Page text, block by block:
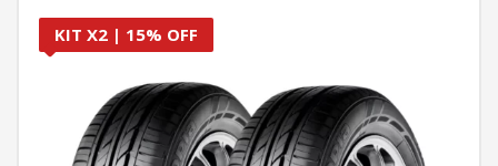
KIT X2 | 15% OFF